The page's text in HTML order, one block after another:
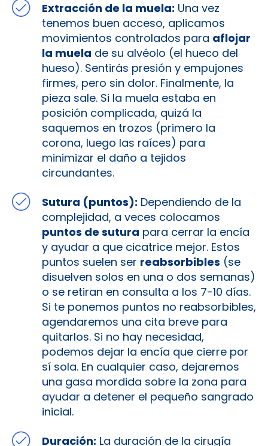
Extracción de la muela: Una vez
tenemos buen acceso, aplicamos
movimientos controlados para aflojar
la muela de su alvéolo (el hueco del
hueso). Sentirás presión y empujones
firmes, pero sin dolor. Finalmente, la
pieza sale. Si la muela estaba en
posición complicada, quizá la
saquemos en trozos (primero la
corona, luego las raíces) para
minimizar el daño a tejidos
circundantes.
Sutura (puntos): Dependiendo de la
complejidad, a veces colocamos
puntos de sutura para cerrar la encía
y ayudar a que cicatrice mejor. Estos
puntos suelen ser reabsorbibles (se
disuelven solos en una o dos semanas)
o se retiran en consulta a los 7-10 días.
Si te ponemos puntos no reabsorbibles,
agendaremos una cita breve para
quitarlos. Si no hay necesidad,
podemos dejar la encía que cierre por
sí sola. En cualquier caso, dejaremos
una gasa mordida sobre la zona para
ayudar a detener el pequeño sangrado
inicial.
Duración: La duración de la cirugía